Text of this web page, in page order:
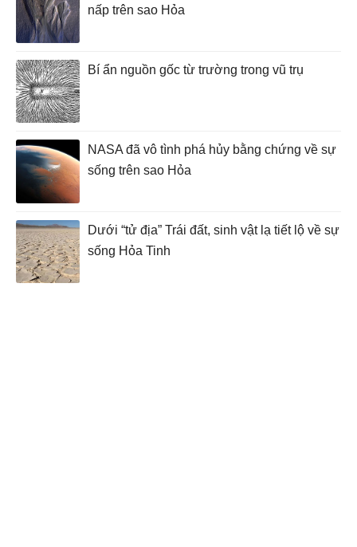
nấp trên sao Hỏa
Bí ẩn nguồn gốc từ trường trong vũ trụ
NASA đã vô tình phá hủy bằng chứng về sự
sống trên sao Hỏa
Dưới “tử địa” Trái đất, sinh vật lạ tiết lộ về sự
sống Hỏa Tinh